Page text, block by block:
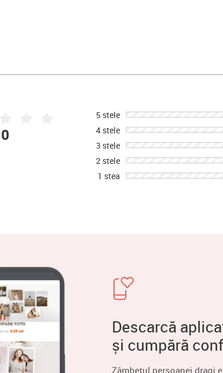
0
5 stele
4 stele
3 stele
2 stele
1 stea
Descarcă
și cumpără
Zâmbetul persoanei dragi